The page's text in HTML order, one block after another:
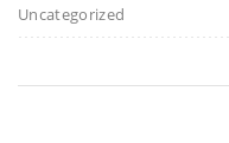
Uncategorized